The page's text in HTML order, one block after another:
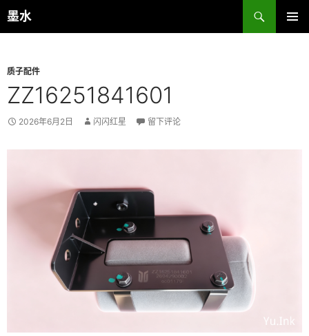
跳
至
墨水
搜
索
质子配件
ZZ16251841601
2026年6月2日 闪闪红星 留下评论